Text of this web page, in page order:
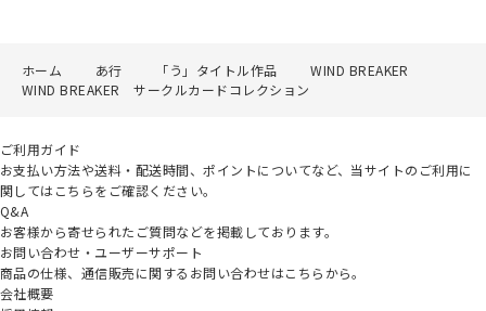
ホーム あ行 「う」タイトル作品
WIND BREAKER
WIND BREAKER サークルカードコレクション
ご利用ガイド
お支払い方法や送料・配送時間、ポイントについてなど、当サイトのご利用に
関してはこちらをご確認ください。
Q&A
お客様から寄せられたご質問などを掲載しております。
お問い合わせ・ユーザーサポート
商品の仕様、通信販売に関するお問い合わせはこちらから。
会社概要